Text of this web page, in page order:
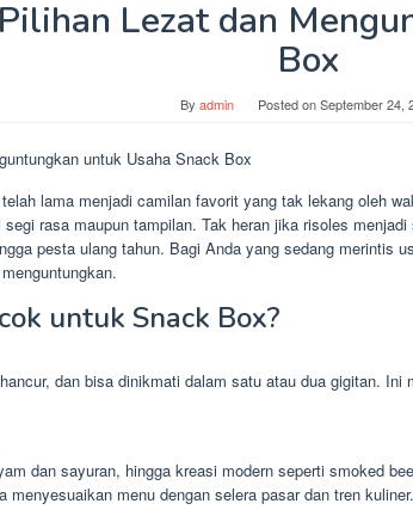
Lezat dan
Box
By admin Posted onSeptember 24,
untuk Usaha Snack Box
lama menjadi camilan favorit yang tak lekang oleh
rasa maupun tampilan. Tak heran jika risoles
pesta ulang tahun. Bagi Anda yang sedang merintis
untuk Snack Box?
dan bisa dinikmati dalam satu atau dua gigitan.
dan sayuran, hingga kreasi modern seperti smoked
menu dengan selera pasar dan tren kuliner.